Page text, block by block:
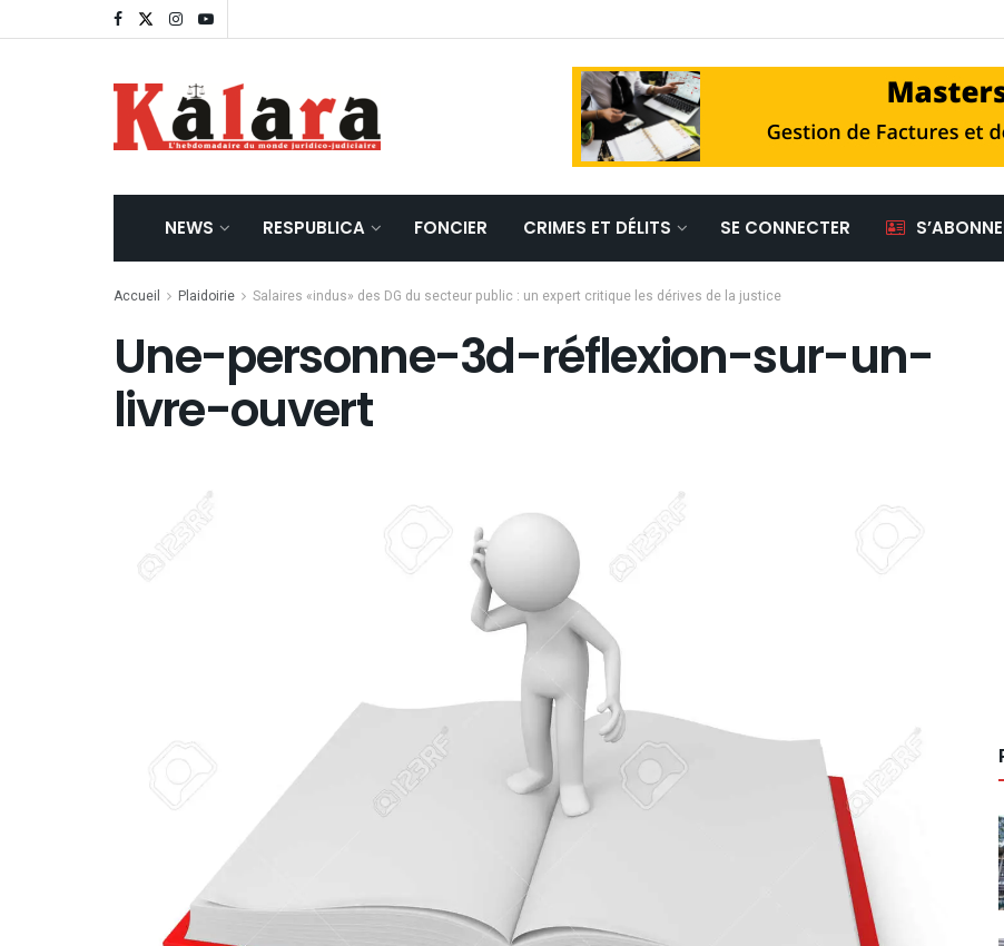
NEWS RESPUBLICA FONCIER CRIMES ET DÉLITS SE CONNECTER
Accueil Plaidoirie Salaires «indus» des DG du secteur public : un expert critique les dérives de la justice
Une-personne-3d-réflexion-sur-un-
livre-ouvert